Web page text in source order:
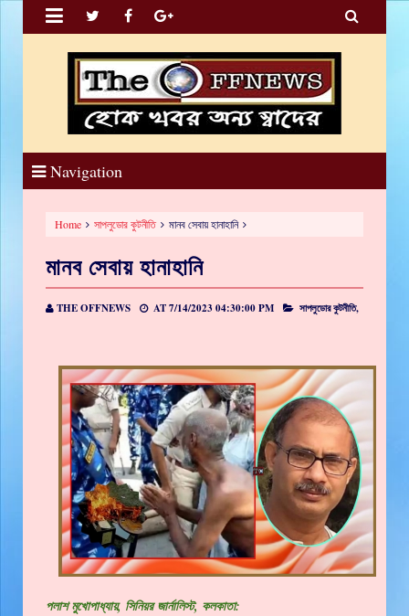
 
Navigation
Home সাপলুডোর কুটনীতি মানব সেবায় হানাহানি
মানব সেবায় হানাহানি
THE OFFNEWS AT7/14/2023 04:30:00 PM সাপলুডোর কুটনীতি,
পলাশ মুখোপাধ্যায়, সিনিয়র জার্নালিস্ট, কলকাতা: